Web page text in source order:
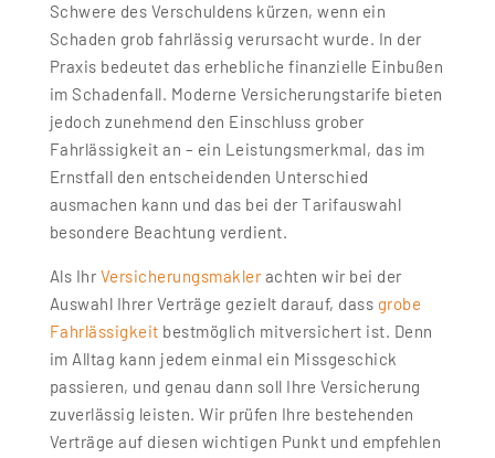
Schwere des Verschuldens kürzen, wenn ein
Schaden grob fahrlässig verursacht wurde. In der
Praxis bedeutet das erhebliche finanzielle Einbußen
im Schadenfall. Moderne Versicherungstarife bieten
jedoch zunehmend den Einschluss grober
Fahrlässigkeit an – ein Leistungsmerkmal, das im
Ernstfall den entscheidenden Unterschied
ausmachen kann und das bei der Tarifauswahl
besondere Beachtung verdient.
Als Ihr Versicherungsmaklerachten wir bei der
Auswahl Ihrer Verträge gezielt darauf, dass grobe
Fahrlässigkeit bestmöglich mitversichert ist. Denn
im Alltag kann jedem einmal ein Missgeschick
passieren, und genau dann soll Ihre Versicherung
zuverlässig leisten. Wir prüfen Ihre bestehenden
Verträge auf diesen wichtigen Punkt und empfehlen